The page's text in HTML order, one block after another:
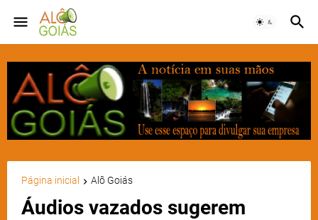
Página inicial Alô Goiás
Áudios vazados sugerem